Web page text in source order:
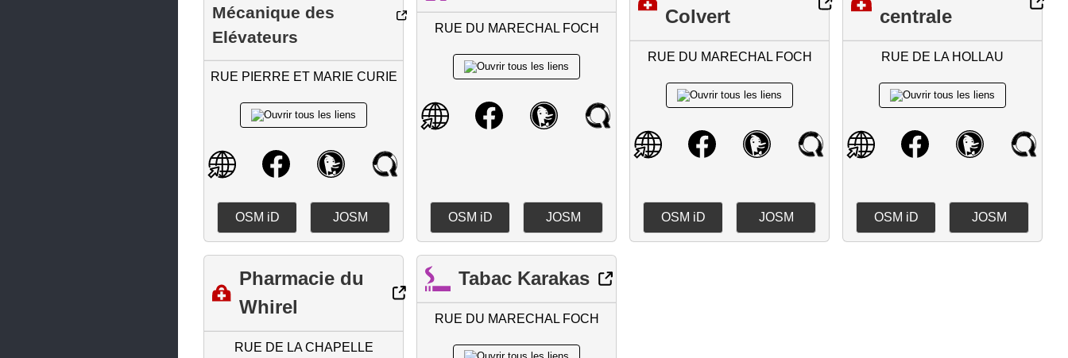
Mécanique des
Elévateurs
RUE PIERRE ET MARIE CURIE
OSM iD JOSM
RUE DU MARECHAL FOCH
OSM iD JOSM
Colvert
RUE DU MARECHAL FOCH
OSM iD JOSM
centrale
RUE DE LA HOLLAU
OSM iD JOSM
Pharmacie du
Whirel
RUE DE LA CHAPELLE
Tabac Karakas
RUE DU MARECHAL FOCH